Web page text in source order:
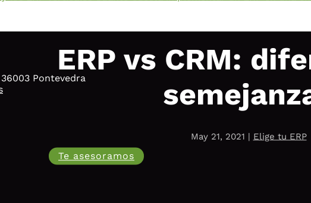
ERP vs CRM:
May 21, 2021 | Elige tu ERP
Te asesoramos
Pontevedra